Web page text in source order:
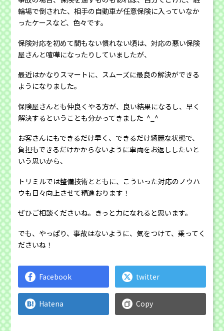
輪場で倒された、相手の自動車が任意保険に入っていなか
ったケースなど、色々です。
保険対応を初めて間もない慣れない頃は、対応の悪い保険
屋さんと喧嘩になったりしていましたが、
最近はかなりスマートに、スムーズに最良の解決ができる
ようになりました。
保険屋さんとも仲良くやる方が、良い結果になるし、早く
解決するということも分かってきました ^_^
お客さんにもできるだけ早く、できるだけ綺麗な状態で、
負担もできるだけかからないように車両をお返ししたいと
いう思いから、
トリミルでは整備技術とともに、こういった対応のノウハ
ウも日々向上させて精進おります！
ぜひご相談くださいね。きっと力になれると思います。
でも、やっぱり、事故はないように、気をつけて、乗ってく
ださいね！
Facebook twitter
Hatena Copy